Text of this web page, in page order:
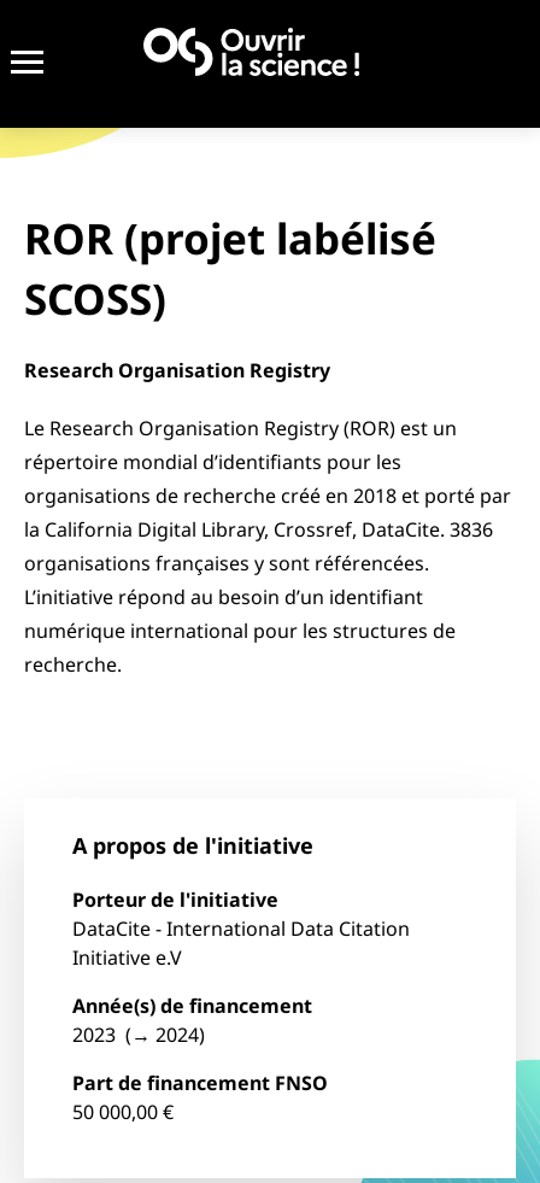
ROR (projet labélisé
SCOSS)
Research Organisation Registry
Le Research Organisation Registry (ROR) est un
répertoire mondial d’identifiants pour les
organisations de recherche créé en 2018 et porté par
la California Digital Library, Crossref, DataCite. 3836
organisations françaises y sont référencées.
L’initiative répond au besoin d’un identifiant
numérique international pour les structures de
recherche.
A propos de l'initiative
Porteur de l'initiative
DataCite - International Data Citation
Initiative e.V
Année(s) de financement
2023 (→ 2024)
Part de financement FNSO
50 000,00 €